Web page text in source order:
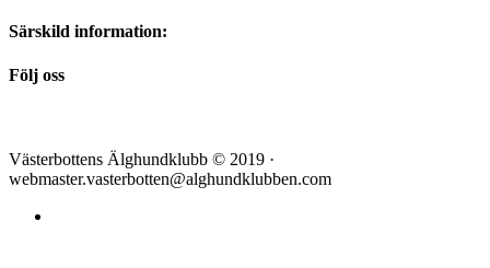
Särskild information:
Följ oss
Västerbottens Älghundklubb © 2019 ·
webmaster.vasterbotten@alghundklubben.com